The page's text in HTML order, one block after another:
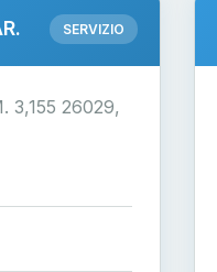
SERVIZIO
3,155 26029,